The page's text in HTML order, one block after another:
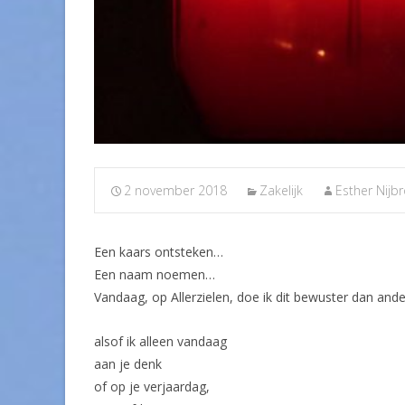
2 november 2018 Zakelijk Esther
Een kaars ontsteken…
Een naam noemen…
Vandaag, op Allerzielen, doe ik dit bewuster dan
alsof ik alleen vandaag
aan je denk
of op je verjaardag,